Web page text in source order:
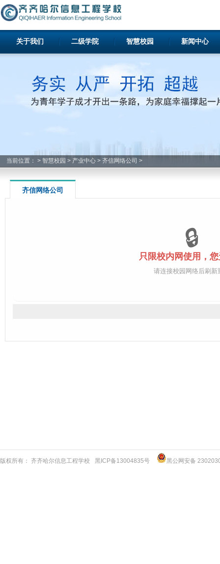
关于我们 二级学院 智慧校园 新闻中心
当前位置： > 智慧校园 > 产业中心> 齐信网络公司 >
齐信网络公司
🔒
只限校内网使用，
请连接校园网络后刷新
版权所有： 齐齐哈尔信息工程学校 黑ICP备13004835号 黑公网安备